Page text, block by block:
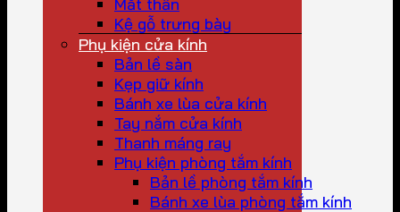
Kệ gỗ trưng bày
Phụ kiện cửa kính
Bản lề sàn
Kẹp giữ kính
Bánh xe lùa cửa kính
Tay nắm cửa kính
Thanh máng ray
Phụ kiện phòng tắm kính
Bản lề phòng tắm kính
Bánh xe lùa phòng tắm kính